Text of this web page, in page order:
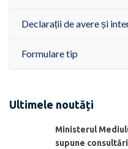
Declarații de avere și
Formulare tip
Ultimele noutăți
Ministerul
supune